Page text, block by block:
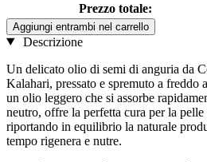
Prezzo totale:
Aggiungi entrambi nel carrello
Descrizione
Un delicato olio di semi di anguria da
Kalahari, pressato e spremuto a freddo
un olio leggero che si assorbe
neutro, offre la perfetta cura per la
riportando in equilibrio la naturale
tempo rigenera e nutre.